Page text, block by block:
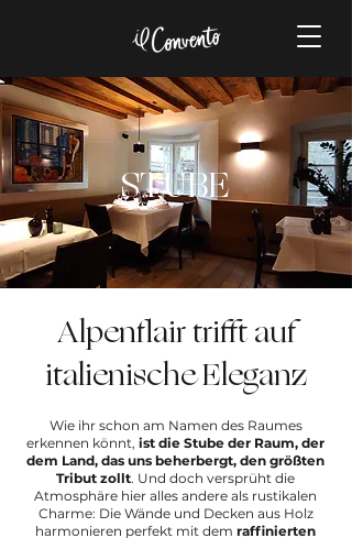
STUBE
Alpenflair trifft auf
italienische Eleganz
Wie ihr schon am Namen des Raumes
erkennen könnt, ist die Stube der Raum, der
dem Land, das uns beherbergt, den größten
Tribut zollt. Und doch versprüht die
Atmosphäre hier alles andere als rustikalen
Charme: Die Wände und Decken aus Holz
harmonieren perfekt mit dem raffinierten